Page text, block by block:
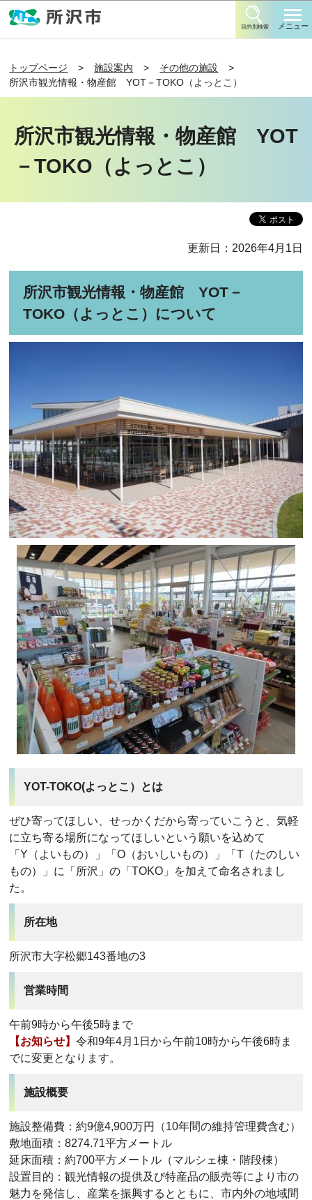
目的別検索 メニュー
トップページ 施設案内
その他の施設
所沢市観光情報・物産館 YOT－TOKO（よっとこ）
所沢市観光情報・物産館 YOT
－TOKO（よっとこ）
更新日：2026年4月1日
所沢市観光情報・物産館 YOT－
TOKO（よっとこ）について
YOT-TOKO(よっとこ）とは
ぜひ寄ってほしい、せっかくだから寄っていこうと、気軽
に立ち寄る場所になってほしいという願いを込めて
「Y（よいもの）」「O（おいしいもの）」「T（たのしい
もの）」に「所沢」の「TOKO」を加えて命名されまし
た。
所在地
所沢市大字松郷143番地の3
営業時間
午前9時から午後5時まで
【お知らせ】令和9年4月1日から午前10時から午後6時ま
でに変更となります。
施設概要
施設整備費：約9億4,900万円（10年間の維持管理費含む）
敷地面積：8274.71平方メートル
延床面積：約700平方メートル（マルシェ棟・階段棟）
設置目的：観光情報の提供及び特産品の販売等により市の
魅力を発信し、産業を振興するとともに、市内外の地域間